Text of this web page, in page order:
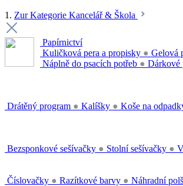
1. Zur Kategorie Kancelář & Škola
Papírnictví
Kuličková pera a propisky ● Gelová
Náplně do psacích potřeb ● Dárkové
Drátěný program ● Kalíšky ● Koše na
Bezsponkové sešívačky ● Stolní sešívačky ●
Číslovačky ● Razítkové barvy ● Náhradní